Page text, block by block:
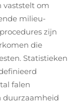
vaststelt om
milieu-
zijn
die
Statistieken
falen
duurzaamheid